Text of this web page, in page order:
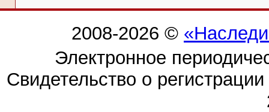
2008-2026 ©
Электронное
Свидетельство о